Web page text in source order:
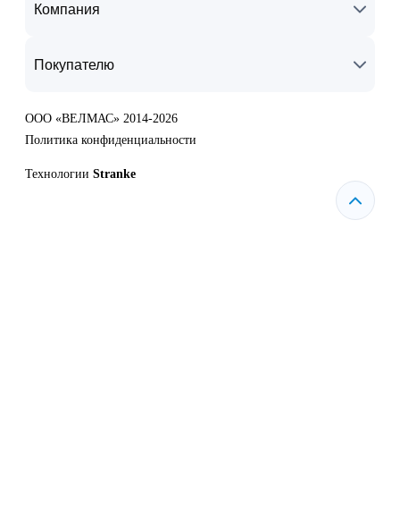
Компания
Покупателю
ООО «ВЕЛМАС» 2014-2026
Политика конфиденциальности
Технологии Stranke